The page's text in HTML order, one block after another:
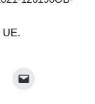
UE.